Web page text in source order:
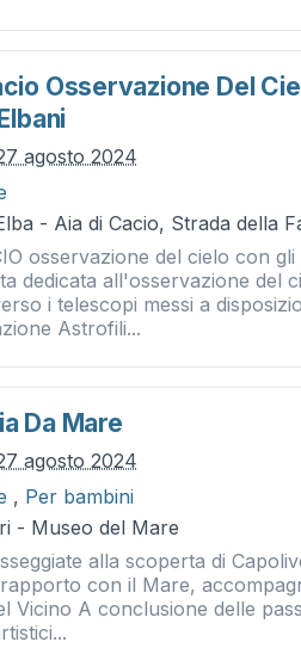
Osservazione Del
agosto 2024
- Aia di Cacio, Strada della
osservazione del cielo con
dedicata all'osservazione del
i telescopi messi a
Astrofili...
Da Mare
agosto 2024
, Per bambini
- Museo del Mare
alla scoperta di
con il Mare,
Vicino A conclusione delle